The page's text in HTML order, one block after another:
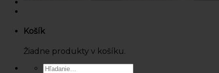
Košík
Žiadne produkty v košíku.
Hľadať: